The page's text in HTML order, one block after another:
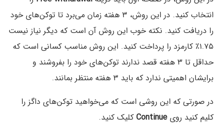
انتخاب کنید. در این روش، ۳ هفته زمان می‌برد تا توکن‌های خود
را دریافت کنید. نکته خوب این روش آن است که دیگر نیاز نیست
۱.۷۵٪ کارمزد را پرداخت کنید. این روش مناسب کسانی است که
حداقل تا ۳ هفته قصد ندارند توکن‌های خود را بفروشند و
برایشان اهمیتی ندارد که باید ۳ هفته منتظر بمانند.
در صورتی که این روشی است که می‌خواهید توکن‌های داگز را
کلیم کنید روی Continue کلیک کنید.